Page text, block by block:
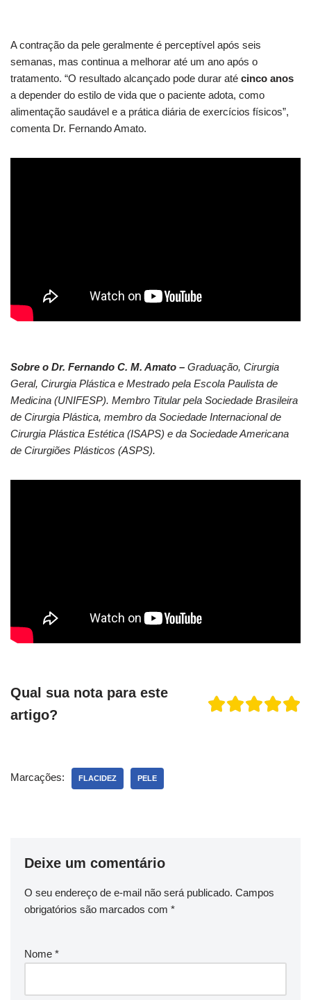
A contração da pele geralmente é perceptível após seis
semanas, mas continua a melhorar até um ano após o
tratamento. “O resultado alcançado pode durar até cinco anos
a depender do estilo de vida que o paciente adota, como
alimentação saudável e a prática diária de exercícios físicos”,
comenta Dr. Fernando Amato.
Sobre o Dr. Fernando C. M. Amato – Graduação, Cirurgia
Geral, Cirurgia Plástica e Mestrado pela Escola Paulista de
Medicina (UNIFESP). Membro Titular pela Sociedade Brasileira
de Cirurgia Plástica, membro da Sociedade Internacional de
Cirurgia Plástica Estética (ISAPS) e da Sociedade Americana
de Cirurgiões Plásticos (ASPS).
Qual sua nota para este
artigo?
Marcações: FLACIDEZ PELE
Deixe um comentário
O seu endereço de e-mail não será publicado. Campos
obrigatórios são marcados com *
Nome *